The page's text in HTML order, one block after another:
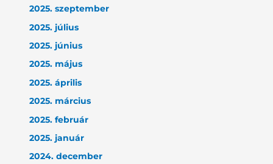
2025. szeptember
2025. július
2025. június
2025. május
2025. április
2025. március
2025. február
2025. január
2024. december